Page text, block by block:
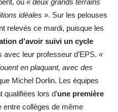
idéales ». Sur les pelouses
relevés ce mardi, puisque les
d’avoir suivi un cycle
avec leur professeur d’EPS. «
en plaquant, avec des
Michel Dorlin. Les équipes
qualifiées lors d’une première
entre collèges de même